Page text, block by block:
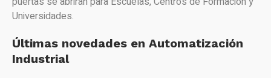
Universidades.
Últimas novedades en Automatización
Industrial